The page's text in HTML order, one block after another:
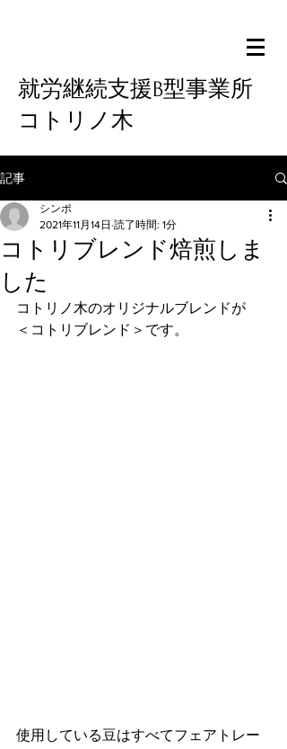
就労継続支援B型事業所
コトリノ木
記事
コトリブレンド焙煎しま
した
シンポ
2021年11月14日 読了時間: 1分
コトリノ木のオリジナルブレンドが
＜コトリブレンド＞です。
使用している豆はすべてフェアトレー